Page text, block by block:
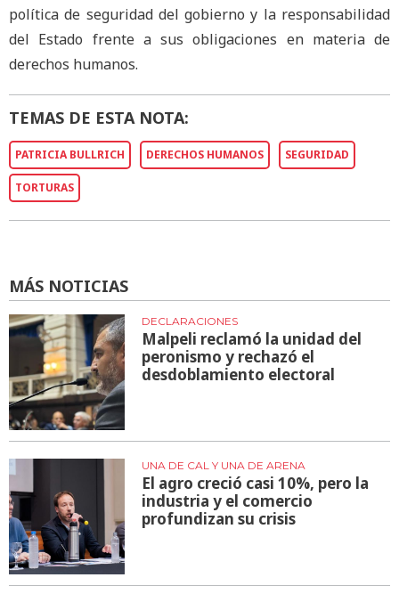
política de seguridad del gobierno y la responsabilidad
del Estado frente a sus obligaciones en materia de
derechos humanos.
TEMAS DE ESTA NOTA:
PATRICIA BULLRICH DERECHOS HUMANOS SEGURIDAD
TORTURAS
MÁS NOTICIAS
DECLARACIONES
Malpeli reclamó la unidad del
peronismo y rechazó el
desdoblamiento electoral
UNA DE CAL Y UNA DE ARENA
El agro creció casi 10%, pero la
industria y el comercio
profundizan su crisis